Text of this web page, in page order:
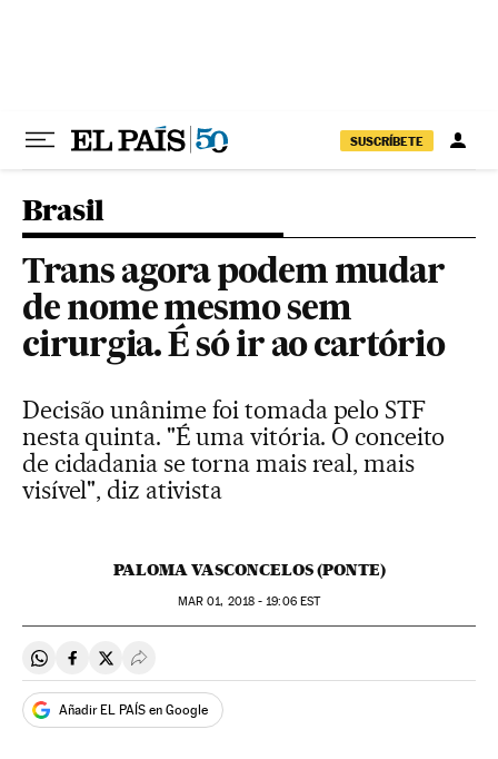
SUSCRÍBETE
Brasil
Trans agora podem mudar
de nome mesmo sem
cirurgia. É só ir ao cartório
Decisão unânime foi tomada pelo STF
nesta quinta. "É uma vitória. O conceito
de cidadania se torna mais real, mais
visível", diz ativista
PALOMA VASCONCELOS (PONTE)
MAR 01, 2018 - 19:06EST
Compartir en Whatsapp
Compartir en Facebook
Compartir en Twitter
Desplegar Redes Sociales
Añadir EL PAÍS en Google